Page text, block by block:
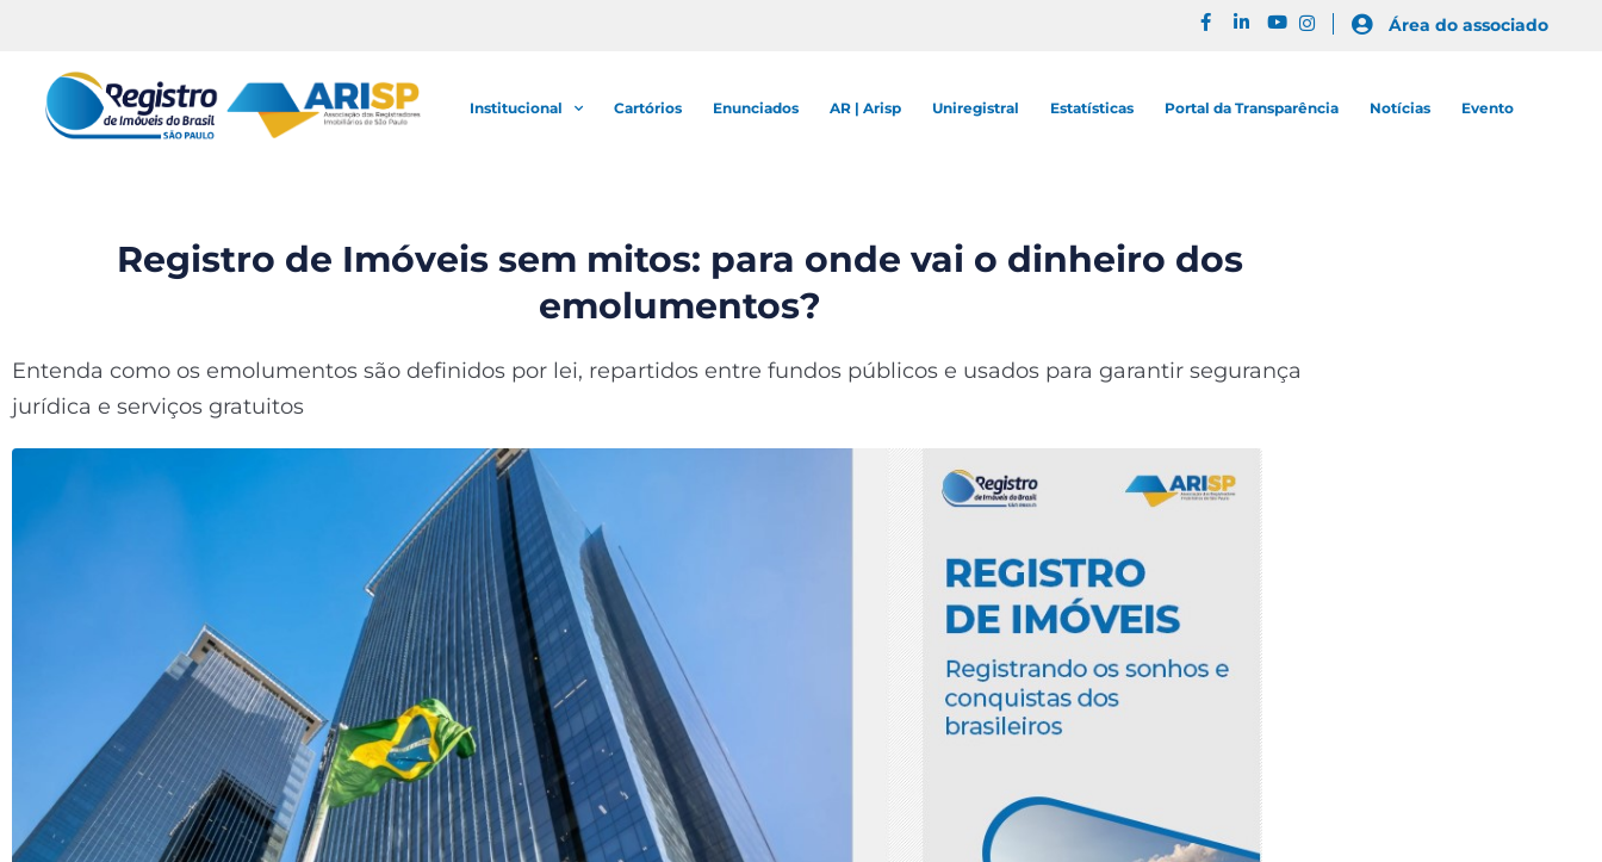
Área do associado
Institucional Cartórios Enunciados AR | Arisp Uniregistral Estatísticas Portal da Transparência Notícias Evento
Registro de Imóveis sem mitos: para onde vai o dinheiro dos
emolumentos?
Entenda como os emolumentos são definidos por lei, repartidos entre fundos públicos e usados para garantir segurança
jurídica e serviços gratuitos